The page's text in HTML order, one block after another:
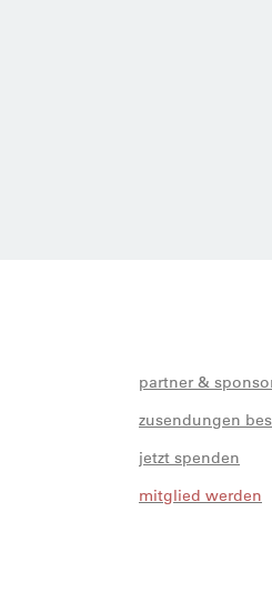
partner &
zusendungen
jetzt spenden
mitglied werden